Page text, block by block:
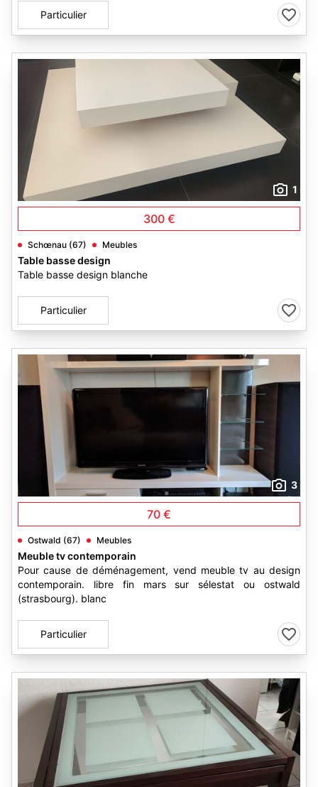
Particulier
1
300 €
Schœnau (67) Meubles
Table basse design
Table basse design blanche
Particulier
3
70 €
Ostwald (67) Meubles
Meuble tv contemporain
Pour cause de déménagement, vend meuble tv au design
contemporain. libre fin mars sur sélestat ou ostwald
(strasbourg). blanc
Particulier